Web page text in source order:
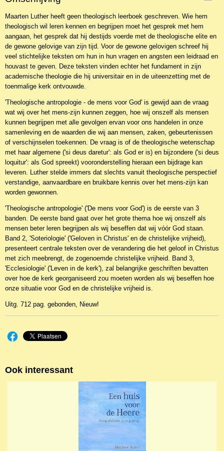
NBKTDi-20723
EAN code
9789463400480
Maarten Luther heeft geen theologisch leerboek geschreven. Wie hem
theologisch wil leren kennen en begrijpen moet het gesprek met hem
aangaan, het gesprek dat hij destijds voerde met de theologische elite en
de gewone gelovige van zijn tijd. Voor de gewone gelovigen schreef hij
veel stichtelijke teksten om hun in hun vragen en angsten een leidraad en
houvast te geven. Deze teksten vinden echter het fundament in zijn
academische theologie die hij universitair en in de uiteenzetting met de
toenmalige kerk ontvouwde.
'Theologische antropologie - de mens voor God' is gewijd aan de vraag
wat wij over het mens-zijn kunnen zeggen, hoe wij onszelf als mensen
kunnen begrijpen met alle gevolgen ervan voor ons handelen in onze
samenleving en de waarden die wij aan mensen, zaken, gebeurtenissen
of verschijnselen toekennen. De vraag is of de theologische wetenschap
met haar algemene ('si deus daretur': als God er is) en bijzondere ('si deus
loquitur': als God spreekt) vooronderstelling hieraan een bijdrage kan
leveren. Luther stelde immers dat slechts vanuit theologische perspectief
verstandige, aanvaardbare en bruikbare kennis over het mens-zijn kan
worden gewonnen.
'Theologische antropologie' ('De mens voor God') is de eerste van 3
banden. De eerste band gaat over het grote thema hoe wij onszelf als
mensen beter leren begrijpen als wij beseffen dat wij vóór God staan.
Band 2, 'Soteriologie' ('Geloven in Christus' en de christelijke vrijheid),
presenteert centrale teksten over de verandering die het geloof in Christus
met zich meebrengt, de zogenoemde christelijke vrijheid. Band 3,
'Ecclesiologie' ('Leven in de kerk'), zal belangrijke geschriften bevatten
over hoe de kerk georganiseerd zou moeten worden als wij beseffen hoe
onze situatie voor God en de christelijke vrijheid is.
Uitg. 712 pag. gebonden, Nieuw!
Ook interessant